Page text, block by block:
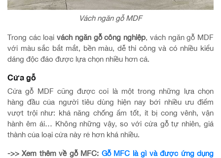
Vách ngăn gỗ MDF
Trong các loạivách ngăn gỗ công nghiệp, vách ngăn gỗ MDF
với màu sắc bắt mắt, bền màu, dễ thi công và có nhiều kiểu
dáng độc đáo được lựa chọn nhiều hơn cả.
Cửa gỗ
Cửa gỗ MDF cũng được coi là một trong những lựa chọn
hàng đầu của người tiêu dùng hiện nay bởi nhiều ưu điểm
vượt trội như: khả năng chống ẩm tốt, ít bị cong vênh, vận
hành êm ái… Không những vậy, so với cửa gỗ tự nhiên, giá
thành của loại cửa này rẻ hơn khá nhiều.
->> Xem thêm về gỗ MFC: Gỗ MFC là gì và được ứng dụng